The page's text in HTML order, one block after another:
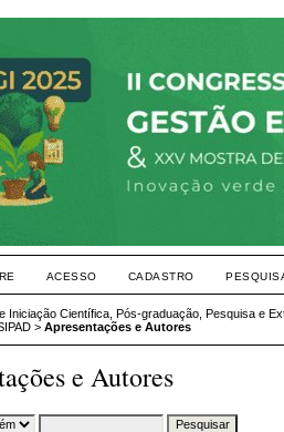
ACESSO CADASTRO
Iniciação Científica, Pós-graduação, Pesquisa e
> Apresentações e Autores
e Autores